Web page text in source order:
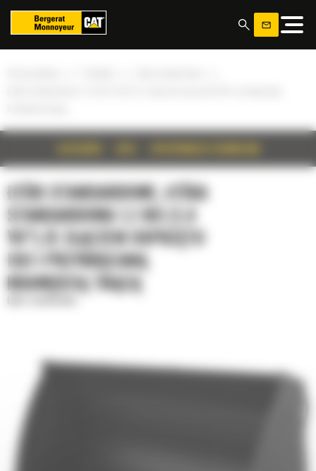
ŁYŻKI STANDARDOWE, ŁYŻKA
STANDARDOWA 1,1 M3 (1,4
YD³) ZE ZŁĄCZEM OSPRZĘTU
ISO I PRZYKRĘCANĄ
KRAWĘDZIĄ TNĄCĄ
Panel zarządzania plikami cookies